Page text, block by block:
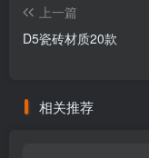
上一篇
D5瓷砖材质20款
相关推荐